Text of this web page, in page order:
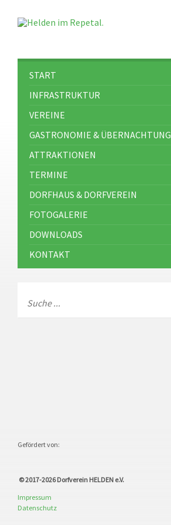
START
INFRASTRUKTUR
VEREINE
GASTRONOMIE & ÜBERNACHTUNG
ATTRAKTIONEN
TERMINE
DORFHAUS & DORFVEREIN
FOTOGALERIE
DOWNLOADS
KONTAKT
Gefördert von:
© 2017-2026Dorfverein HELDEN e.V.
Impressum
Datenschutz